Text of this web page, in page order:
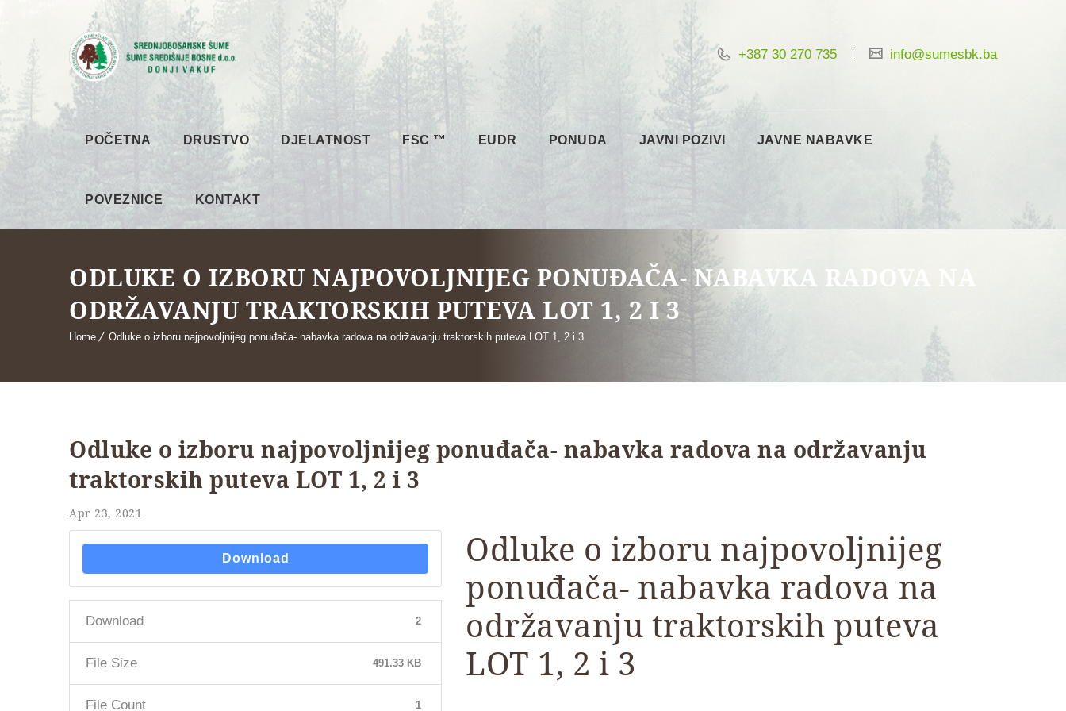
+387 30 270 735 info@sumesbk.ba
POČETNA DRUSTVO DJELATNOST FSC ™ EUDR PONUDA JAVNI POZIVI JAVNE NABAVKE
POVEZNICE KONTAKT
ODLUKE O IZBORU NAJPOVOLJNIJEG PONUĐAČA- NABAVKA RADOVA NA
ODRŽAVANJU TRAKTORSKIH PUTEVA LOT 1, 2 I 3
Home Odluke o izboru najpovoljnijeg ponuđača- nabavka radova na održavanju traktorskih puteva LOT 1, 2 i 3
Odluke o izboru najpovoljnijeg ponuđača- nabavka radova na održavanju
traktorskih puteva LOT 1, 2 i 3
Apr 23, 2021
Download
Download 2
File Size 491.33 KB
File Count 1
Odluke o izboru najpovoljnijeg
ponuđača- nabavka radova na
održavanju traktorskih puteva
LOT 1, 2 i 3